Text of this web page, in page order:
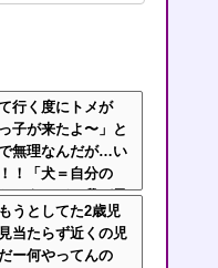
行く度にトメが
子が来たよ〜」と
無理なんだが…い
！「犬＝自分の
ろうけど、我が子
されるの不快なん
うとしてた2歳児
当たらず近くの児
ー何やってんの